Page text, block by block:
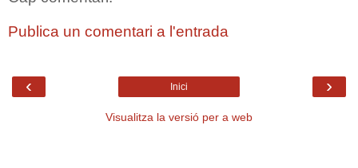
Publica un comentari a l'entrada
‹ ›
Inici
Visualitza la versió per a web